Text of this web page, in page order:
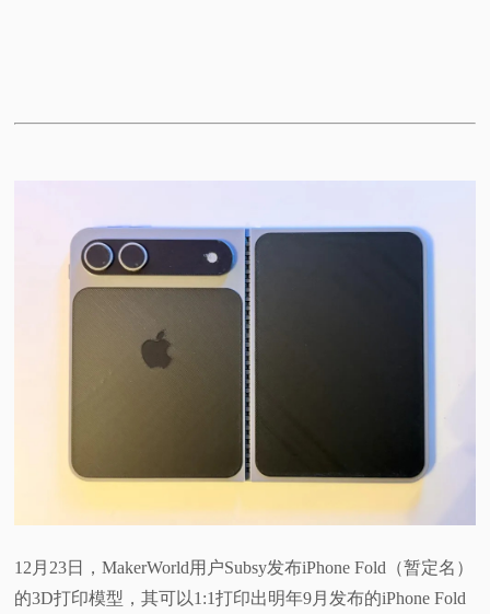
12月23日，MakerWorld用户Subsy发布iPhone Fold（暂定名）
的3D打印模型，其可以1:1打印出明年9月发布的iPhone Fold